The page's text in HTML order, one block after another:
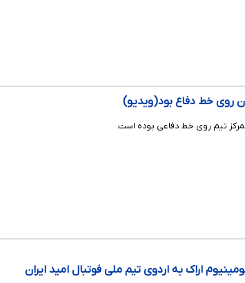
روی خط دفاع بود(ویدیو)
تمرکز تیم روی خط دفاعی بوده است.